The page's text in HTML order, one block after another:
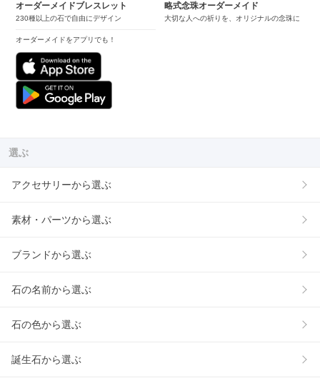
オーダーメイドブレスレット
230種以上の石で自由にデザイン
オーダーメイドをアプリでも！
略式念珠オーダーメイド
大切な人への祈りを、オリジナルの念珠に
選ぶ
アクセサリーから選ぶ
素材・パーツから選ぶ
ブランドから選ぶ
石の名前から選ぶ
石の色から選ぶ
誕生石から選ぶ